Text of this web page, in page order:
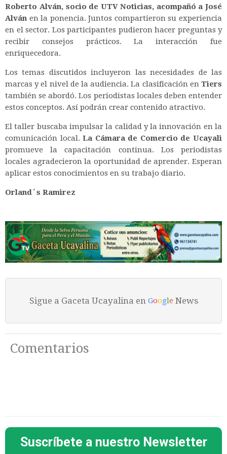
Roberto Alván, socio de UTV Noticias, acompañó a José
Alván en la ponencia. Juntos compartieron su experiencia
en el sector. Los participantes pudieron hacer preguntas y
recibir consejos prácticos. La interacción fue
enriquecedora.
Los temas discutidos incluyeron las necesidades de las
marcas y el nivel de la audiencia. La clasificación en Tiers
también se abordó. Los periodistas locales deben entender
estos conceptos. Así podrán crear contenido atractivo.
El taller buscaba impulsar la calidad y la innovación en la
comunicación local.La Cámara de Comercio de Ucayali
promueve la capacitación continua. Los periodistas
locales agradecieron la oportunidad de aprender. Esperan
aplicar estos conocimientos en su trabajo diario.
Orland´s Ramirez
Sigue a Gaceta Ucayalina en Google News
Comentarios
Suscríbete a nuestro Newsletter